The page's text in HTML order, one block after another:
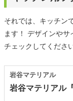
それでは、キッチン
ます！ デザインや
チェックしてくださ
岩谷マテリアル
岩谷マテリアル